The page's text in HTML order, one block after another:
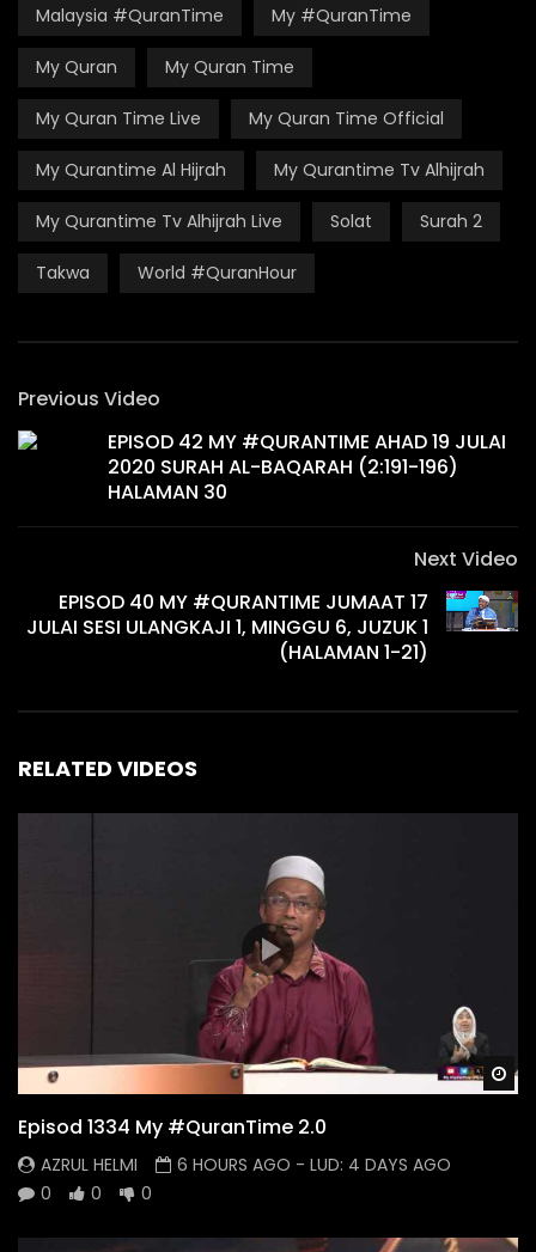
Malaysia #QuranTime My #QuranTime
My Quran My Quran Time
My Quran Time Live My Quran Time Official
My Qurantime Al Hijrah My Qurantime Tv Alhijrah
My Qurantime Tv Alhijrah Live Solat Surah 2
Takwa World #QuranHour
Previous Video
EPISOD 42 MY #QURANTIME AHAD 19 JULAI
2020 SURAH AL-BAQARAH (2:191-196)
HALAMAN 30
Next Video
EPISOD 40 MY #QURANTIME JUMAAT 17
JULAI SESI ULANGKAJI 1, MINGGU 6, JUZUK 1
(HALAMAN 1-21)
RELATED VIDEOS
Episod 1334 My #QuranTime 2.0
AZRUL HELMI 6 HOURS AGO - LUD: 4 DAYS AGO
0
0 0